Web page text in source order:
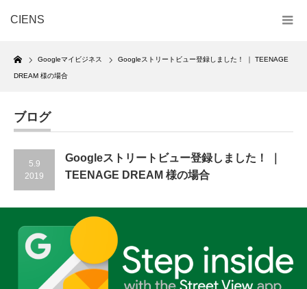
CIENS
Home
Googleマイビジネス Googleストリートビュー登録しました！ ｜ TEENAGE
DREAM 様の場合
ブログ
5.9
2019
Googleストリートビュー登録しました！ ｜
TEENAGE DREAM 様の場合